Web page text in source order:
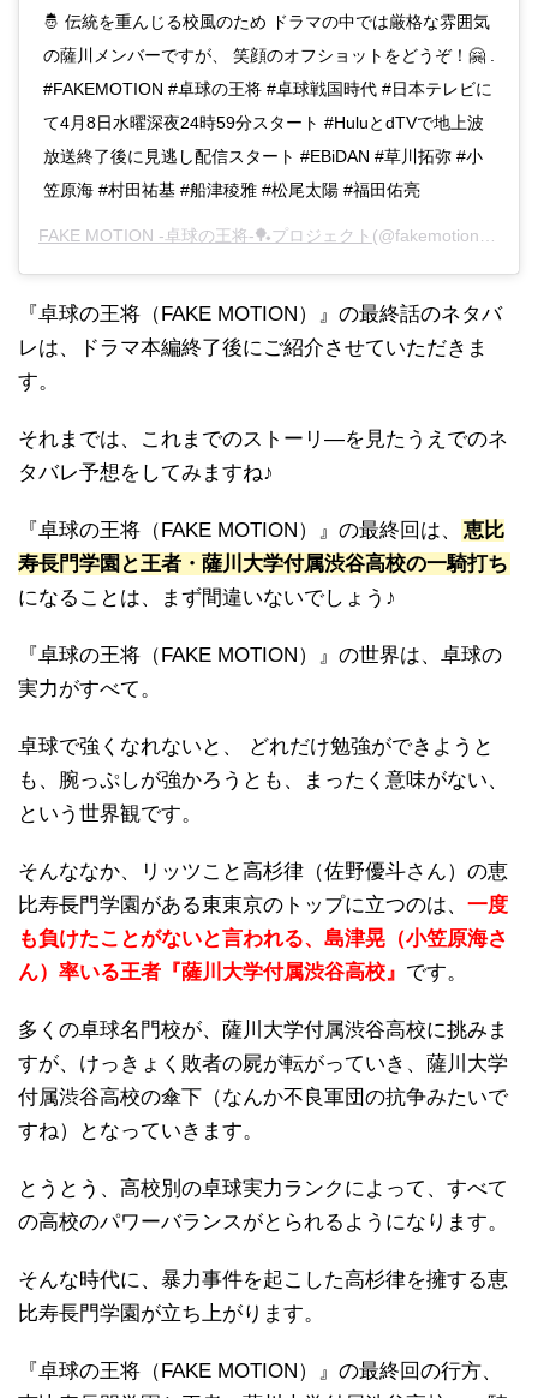
🤴 伝統を重んじる校風のため ドラマの中では厳格な雰囲気
の薩川メンバーですが、 笑顔のオフショットをどうぞ！🤗 .
#FAKEMOTION #卓球の王将 #卓球戦国時代 #日本テレビに
て4月8日水曜深夜24時59分スタート #HuluとdTVで地上波
放送終了後に見逃し配信スタート #EBiDAN #草川拓弥 #小
笠原海 #村田祐基 #船津稜雅 #松尾太陽 #福田佑亮
FAKE MOTION -卓球の王将-🏓プロジェクト (@fakemotion_pj)がシェアした投稿 -
『卓球の王将（FAKE MOTION）』の最終話のネタバ
レは、ドラマ本編終了後にご紹介させていただきま
す。
それまでは、これまでのストーリ―を見たうえでのネ
タバレ予想をしてみますね♪
『卓球の王将（FAKE MOTION）』の最終回は、
恵比
寿長門学園と王者・薩川大学付属渋谷高校の一騎打ち
になることは、まず間違いないでしょう♪
『卓球の王将（FAKE MOTION）』の世界は、卓球の
実力がすべて。
卓球で強くなれないと、 どれだけ勉強ができようと
も、腕っぷしが強かろうとも、まったく意味がない、
という世界観です。
そんななか、リッツこと高杉律（佐野優斗さん）の恵
比寿長門学園がある東東京のトップに立つのは、 一度
も負けたことがないと言われる、島津晃（小笠原海さ
ん）率いる王者『薩川大学付属渋谷高校』 です。
多くの卓球名門校が、薩川大学付属渋谷高校に挑みま
すが、けっきょく敗者の屍が転がっていき、薩川大学
付属渋谷高校の傘下（なんか不良軍団の抗争みたいで
すね）となっていきます。
とうとう、高校別の卓球実力ランクによって、すべて
の高校のパワーバランスがとられるようになります。
そんな時代に、暴力事件を起こした高杉律を擁する恵
比寿長門学園が立ち上がります。
『卓球の王将（FAKE MOTION）』の最終回の行方、